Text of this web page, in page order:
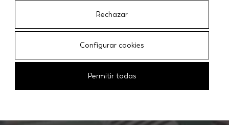
Rechazar
Configurar cookies
Permitir todas